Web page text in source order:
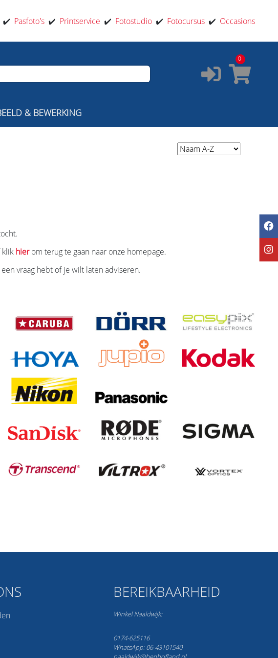
✔️ Pasfoto's ✔️ Printservice ✔️ Fotostudio ✔️ Fotocursus ✔️ Occasions
0
& BEWERKING
klik hierom terug te gaan naar onze homepage.
vraag hebt of je wilt laten adviseren.
BEREIKBAARHEID
Winkel Naaldwijk:
0174-625116
WhatsApp: 06-43101540